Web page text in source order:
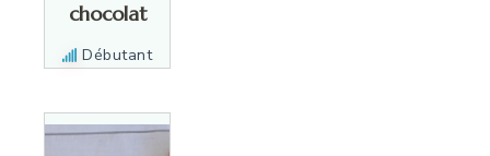
chocolat
Débutant